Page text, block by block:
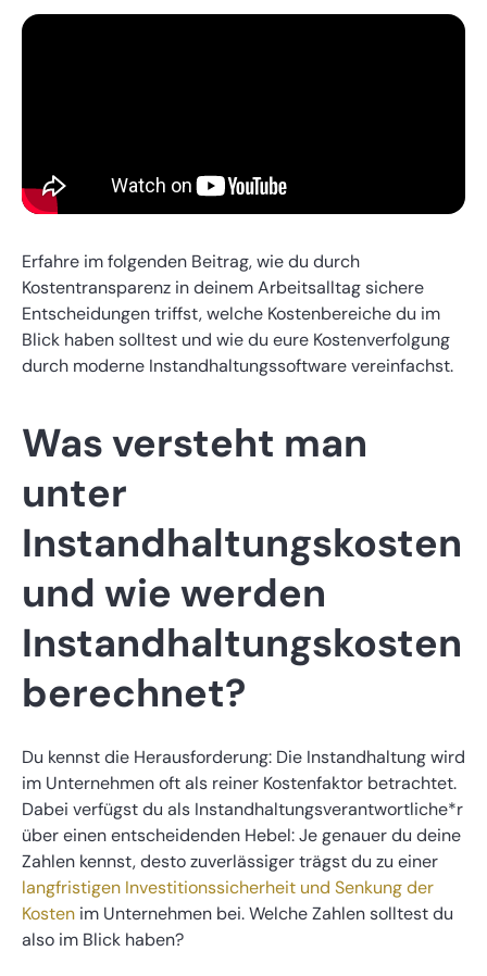
Erfahre im folgenden Beitrag, wie du durch
Kostentransparenz in deinem Arbeitsalltag sichere
Entscheidungen triffst, welche Kostenbereiche du im
Blick haben solltest und wie du eure Kostenverfolgung
durch moderne Instandhaltungssoftware vereinfachst.
Was versteht man
unter
Instandhaltungskosten
und wie werden
Instandhaltungskosten
berechnet?
Du kennst die Herausforderung: Die Instandhaltung wird
im Unternehmen oft als reiner Kostenfaktor betrachtet.
Dabei verfügst du als Instandhaltungsverantwortliche*r
über einen entscheidenden Hebel: Je genauer du deine
Zahlen kennst, desto zuverlässiger trägst du zu einer
langfristigen Investitionssicherheit und Senkung der
Kosten im Unternehmen bei. Welche Zahlen solltest du
also im Blick haben?